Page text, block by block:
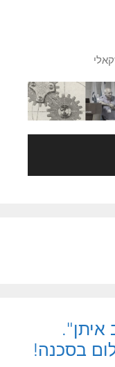
איתן".
בסכנה!